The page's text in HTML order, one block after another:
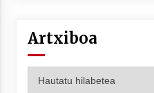
Artxiboa